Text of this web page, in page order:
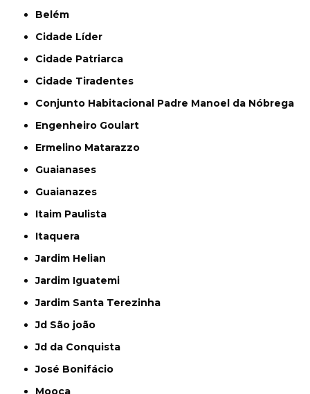
Belém
Cidade Líder
Cidade Patriarca
Cidade Tiradentes
Conjunto Habitacional Padre Manoel da Nóbrega
Engenheiro Goulart
Ermelino Matarazzo
Guaianases
Guaianazes
Itaim Paulista
Itaquera
Jardim Helian
Jardim Iguatemi
Jardim Santa Terezinha
Jd São joão
Jd da Conquista
José Bonifácio
Mooca